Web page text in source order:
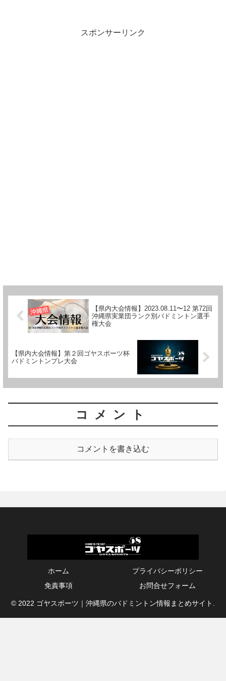
スポンサーリンク
【県内大会情報】2023.08.11〜12 第72回
沖縄県実業団ランク別バドミントン選手
権大会
【県内大会情報】第２回ゴヤスポーツ杯
バドミントンプレ大会
コメント
コメントを書き込む
ホーム
プライバシーポリシー
免責事項
お問合せフォーム
© 2022 ゴヤスポーツ｜沖縄県のバドミントン情報まとめサイト.